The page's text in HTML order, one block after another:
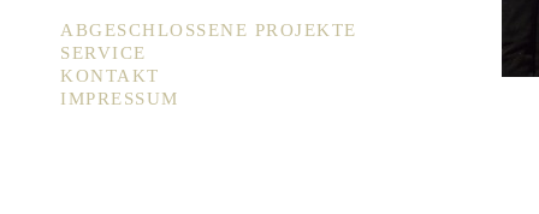
ABGESCHLOSSENE PROJEKTE
SERVICE
KONTAKT
IMPRESSUM